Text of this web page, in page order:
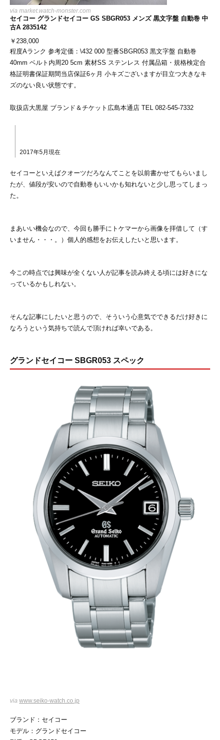
via market.watch-monster.com
セイコー グランドセイコー GS SBGR053 メンズ 黒文字盤 自動巻 中
古A 2835142
￥ 238,000
程度Aランク 参考定価：\432 000 型番SBGR053 黒文字盤 自動巻
40mm ベルト内周20 5cm 素材SS ステンレス 付属品箱・規格検定合
格証明書保証期間当店保証6ヶ月 小キズございますが目立つ大きなキ
ズのない良い状態です。
取扱店大黒屋 ブランド＆チケット広島本通店 TEL 082-545-7332
2017年5月現在
セイコーといえばクオーツだろなんてことを以前書かせてもらいまし
たが、値段が安いので自動巻もいいかも知れないと少し思ってしまっ
た。
まあいい機会なので、今回も勝手にトケマーから画像を拝借して（す
いません・・・。）個人的感想をお伝えしたいと思います。
今この時点では興味が全くない人が記事を読み終える頃には好きにな
っているかもしれない。
そんな記事にしたいと思うので、そういう心意気でできるだけ好きに
なろうという気持ちで読んで頂ければ幸いである。
グランドセイコー SBGR053 スペック
via www.seiko-watch.co.jp
ブランド：セイコー
モデル：グランドセイコー